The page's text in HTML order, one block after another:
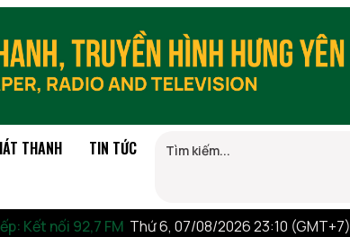
THANH TIN TỨC
Kết nối 92,7 FM Thứ 6, 07/08/2026 23:10 (GMT+7)